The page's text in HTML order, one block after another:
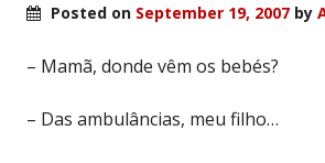
Posted on September 19, 2007 by
– Mamã, donde vêm os bebés?
– Das ambulâncias, meu filho…